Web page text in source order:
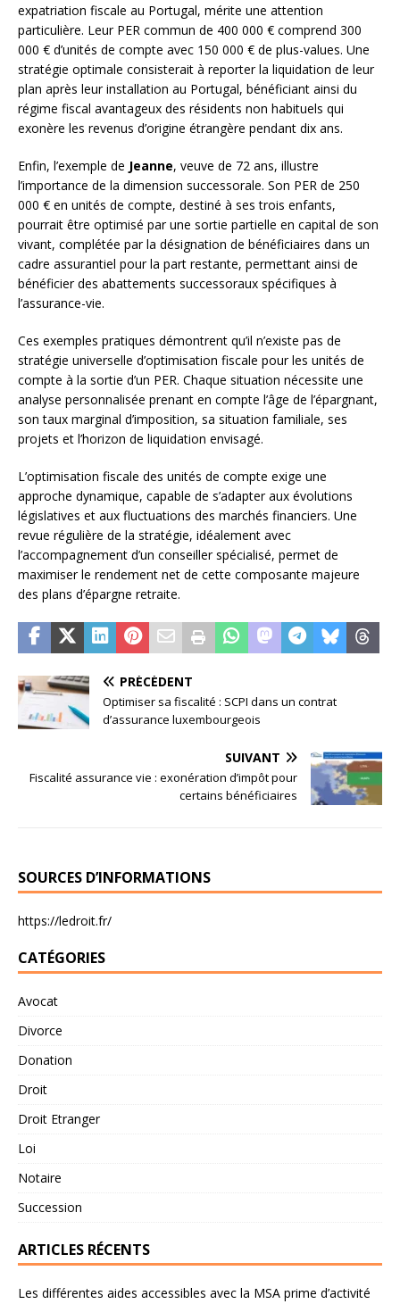
expatriation fiscale au Portugal, mérite une attention
particulière. Leur PER commun de 400 000 € comprend 300
000 € d’unités de compte avec 150 000 € de plus-values. Une
stratégie optimale consisterait à reporter la liquidation de leur
plan après leur installation au Portugal, bénéficiant ainsi du
régime fiscal avantageux des résidents non habituels qui
exonère les revenus d’origine étrangère pendant dix ans.
Enfin, l’exemple de Jeanne, veuve de 72 ans, illustre
l’importance de la dimension successorale. Son PER de 250
000 € en unités de compte, destiné à ses trois enfants,
pourrait être optimisé par une sortie partielle en capital de son
vivant, complétée par la désignation de bénéficiaires dans un
cadre assurantiel pour la part restante, permettant ainsi de
bénéficier des abattements successoraux spécifiques à
l’assurance-vie.
Ces exemples pratiques démontrent qu’il n’existe pas de
stratégie universelle d’optimisation fiscale pour les unités de
compte à la sortie d’un PER. Chaque situation nécessite une
analyse personnalisée prenant en compte l’âge de l’épargnant,
son taux marginal d’imposition, sa situation familiale, ses
projets et l’horizon de liquidation envisagé.
L’optimisation fiscale des unités de compte exige une
approche dynamique, capable de s’adapter aux évolutions
législatives et aux fluctuations des marchés financiers. Une
revue régulière de la stratégie, idéalement avec
l’accompagnement d’un conseiller spécialisé, permet de
maximiser le rendement net de cette composante majeure
des plans d’épargne retraite.
PRÉCÉDENT
Optimiser sa fiscalité : SCPI dans un contrat
d’assurance luxembourgeois
SUIVANT
Fiscalité assurance vie : exonération d’impôt pour
certains bénéficiaires
SOURCES D’INFORMATIONS
https://ledroit.fr/
CATÉGORIES
Avocat
Divorce
Donation
Droit
Droit Etranger
Loi
Notaire
Succession
ARTICLES RÉCENTS
Les différentes aides accessibles avec la MSA prime d’activité